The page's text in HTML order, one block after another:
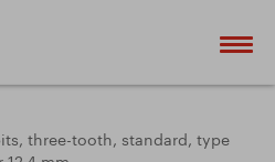
three-tooth, standard, type